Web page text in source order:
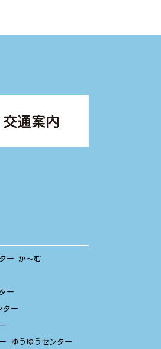
ー か〜む
ー
ター
ゆうゆうセンター